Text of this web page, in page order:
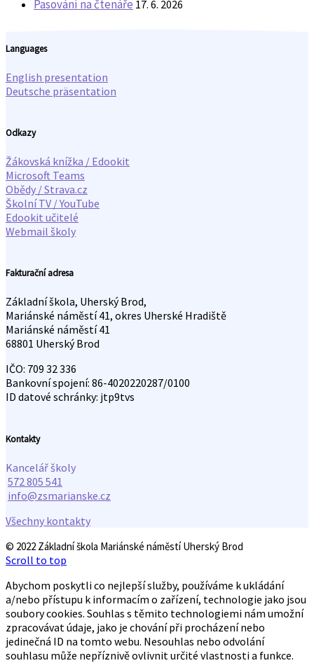
Pasování na čtenáře 17. 6. 2026
Languages
English presentation
Deutsche präsentation
Odkazy
Žákovská knížka / Edookit
Microsoft Teams
Obědy / Strava.cz
Školní TV / YouTube
Edookit učitelé
Webmail školy
Fakturační adresa
Základní škola, Uherský Brod,
Mariánské náměstí 41, okres Uherské Hradiště
Mariánské náměstí 41
68801 Uherský Brod
IČO: 709 32 336
Bankovní spojení: 86-4020220287/0100
ID datové schránky: jtp9tvs
Kontakty
Kancelář školy
572 805 541
info@zsmarianske.cz
Všechny kontakty
© 2022 Základní škola Mariánské náměstí Uherský Brod
Scroll to top
Abychom poskytli co nejlepší služby, používáme k ukládání
a/nebo přístupu k informacím o zařízení, technologie jako jsou
soubory cookies. Souhlas s těmito technologiemi nám umožní
zpracovávat údaje, jako je chování při procházení nebo
jedinečná ID na tomto webu. Nesouhlas nebo odvolání
souhlasu může nepříznivě ovlivnit určité vlastnosti a funkce.